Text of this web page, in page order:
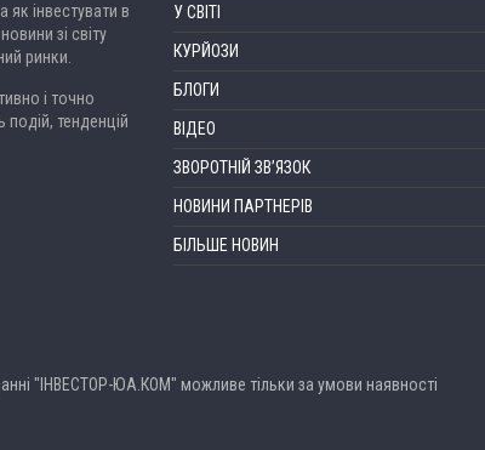
як інвестувати в
зі світу
ринки.
і точно
подій, тенденцій
У СВІТІ
КУРЙОЗИ
БЛОГИ
ВІДЕО
ЗВОРОТНІЙ ЗВ’ЯЗОК
НОВИНИ ПАРТНЕРІВ
БІЛЬШЕ НОВИН
"ІНВЕСТОР-ЮА.КОМ" можливе тільки за умови наявності